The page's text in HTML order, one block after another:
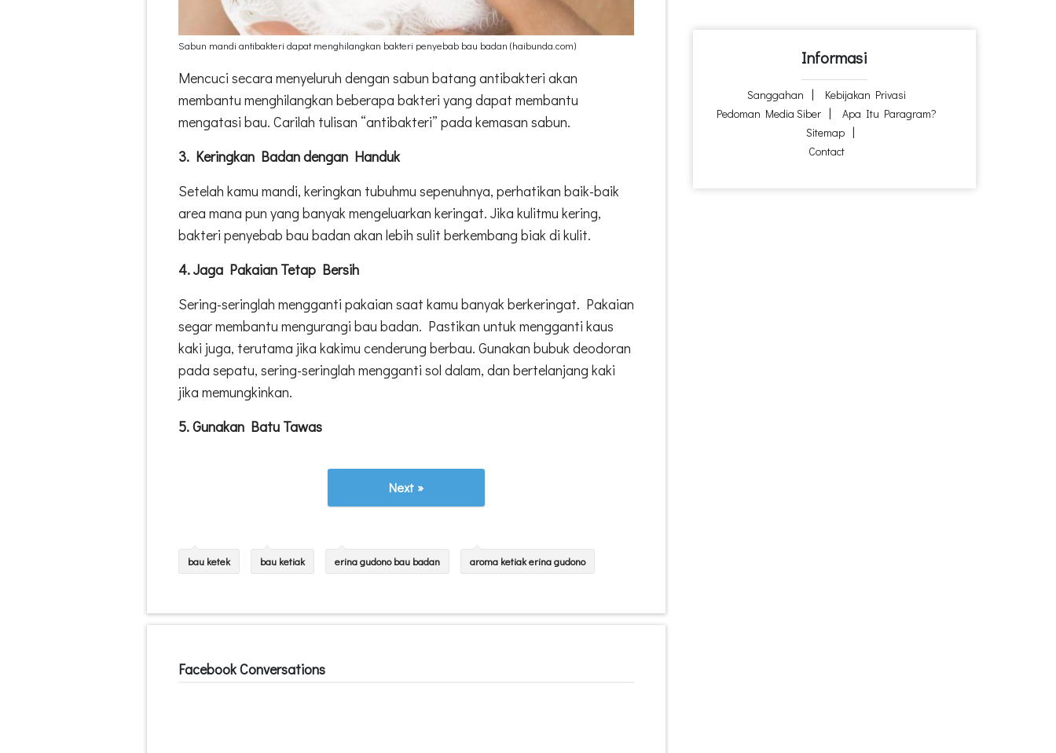
Sabun mandi antibakteri dapat menghilangkan bakteri penyebab bau badan (haibunda.com)
Mencuci secara menyeluruh dengan sabun batang antibakteri akan
membantu menghilangkan beberapa bakteri yang dapat membantu
mengatasi bau. Carilah tulisan “antibakteri” pada kemasan sabun.
3. Keringkan Badan dengan Handuk
Setelah kamu mandi, keringkan tubuhmu sepenuhnya, perhatikan baik-baik
area mana pun yang banyak mengeluarkan keringat. Jika kulitmu kering,
bakteri penyebab bau badan akan lebih sulit berkembang biak di kulit.
4. Jaga Pakaian Tetap Bersih
Sering-seringlah mengganti pakaian saat kamu banyak berkeringat. Pakaian
segar membantu mengurangi bau badan. Pastikan untuk mengganti kaus
kaki juga, terutama jika kakimu cenderung berbau. Gunakan bubuk deodoran
pada sepatu, sering-seringlah mengganti sol dalam, dan bertelanjang kaki
jika memungkinkan.
5. Gunakan Batu Tawas
Next »
bau ketek bau ketiak erina gudono bau badan aroma ketiak erina gudono
Facebook Conversations
Informasi
Sanggahan
Kebijakan Privasi
Pedoman Media Siber
Apa Itu Paragram?
Sitemap
Contact